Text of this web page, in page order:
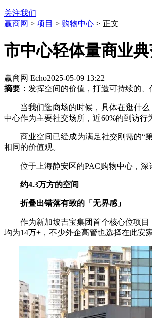
关注我们
赢商网 > 项目 > 购物中心 > 正文
市中心轻体量商业
赢商网 Echo2025-05-09 13:22
摘要： 发挥空间的价值，打造可持续的
当我们逛商场的时候，具体在逛什
中心作为主要社交场所，近60%的到访行
商业空间已经成为满足社交刚需的“
相同的价值观。
位于上海静安区的PAC购物中心，
约4.3万方的空间
折叠出错落有致的「无界感」
作为新加坡吉宝集团首个核心位项
均为14万+，不少外企高管也选择在此安家